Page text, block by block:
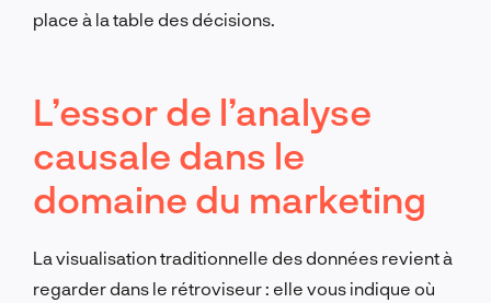
place à la table des décisions.
L’essor de l’analyse
causale dans le
domaine du marketing
La visualisation traditionnelle des données revient à
regarder dans le rétroviseur : elle vous indique où